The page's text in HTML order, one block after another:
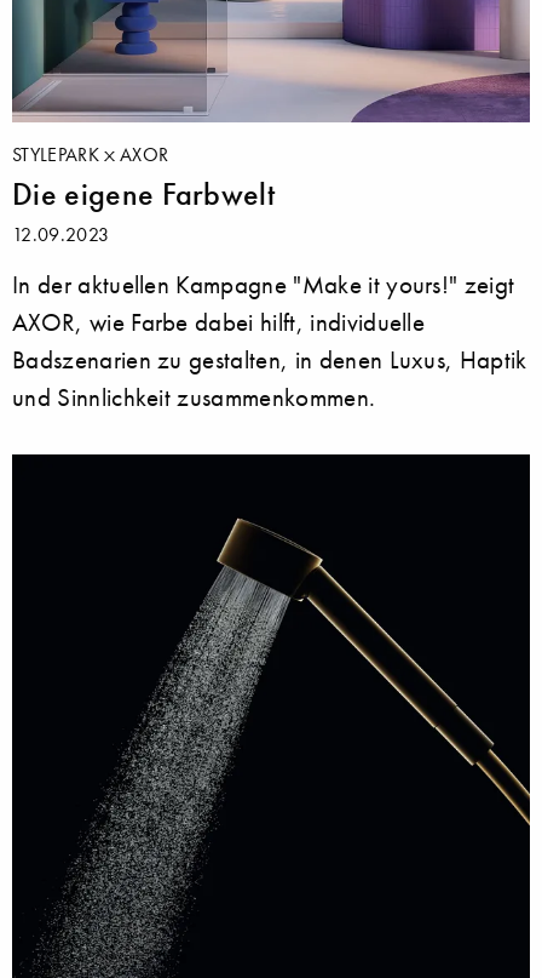
STYLEPARK AXOR
Die eigene Farbwelt
12.09.2023
In der aktuellen Kampagne "Make it yours!" zeigt
AXOR, wie Farbe dabei hilft, individuelle
Badszenarien zu gestalten, in denen Luxus, Haptik
und Sinnlichkeit zusammenkommen.